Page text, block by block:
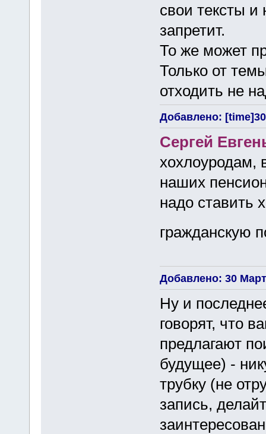
свои тексты и
запретит.
То же может
Только от
отходить не
Добавлено:
Сергей
хохлоуродам,
наших
надо ставить
гражданскую
Добавлено: 30
Ну и
говорят, что
предлагают
будущее) -
трубку (не
запись,